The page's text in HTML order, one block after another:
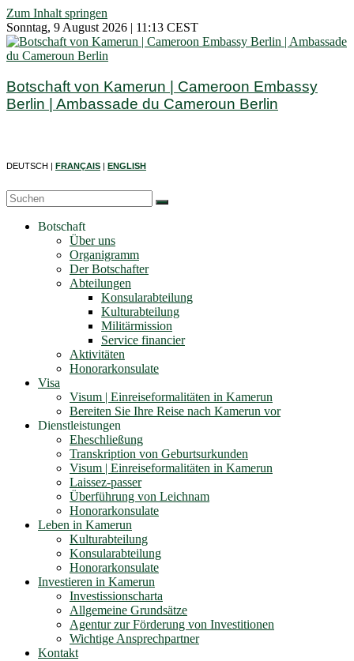
Zum Inhalt springen
Sonntag, 9 August 2026 | 11:13 CEST
Botschaft von Kamerun | Cameroon Embassy
Berlin | Ambassade du Cameroun Berlin
DEUTSCH | FRANÇAIS ENGLISH
Botschaft
Über uns
Organigramm
Der Botschafter
Abteilungen
Konsularabteilung
Kulturabteilung
Militärmission
Service financier
Aktivitäten
Honorarkonsulate
Visa
Visum | Einreiseformalitäten in Kamerun
Bereiten Sie Ihre Reise nach Kamerun vor
Dienstleistungen
Eheschließung
Transkription von Geburtsurkunden
Visum | Einreiseformalitäten in Kamerun
Laissez-passer
Überführung von Leichnam
Honorarkonsulate
Leben in Kamerun
Kulturabteilung
Konsularabteilung
Honorarkonsulate
Investieren in Kamerun
Investissionscharta
Allgemeine Grundsätze
Agentur zur Förderung von Investitionen
Wichtige Ansprechpartner
Kontakt